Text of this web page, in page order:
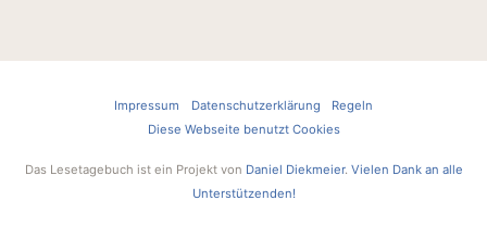
Impressum Datenschutzerklärung
Regeln
Diese Webseite benutzt Cookies
Das Lesetagebuch ist ein Projekt von Daniel Diekmeier. Vielen Dank an alle
Unterstützenden!